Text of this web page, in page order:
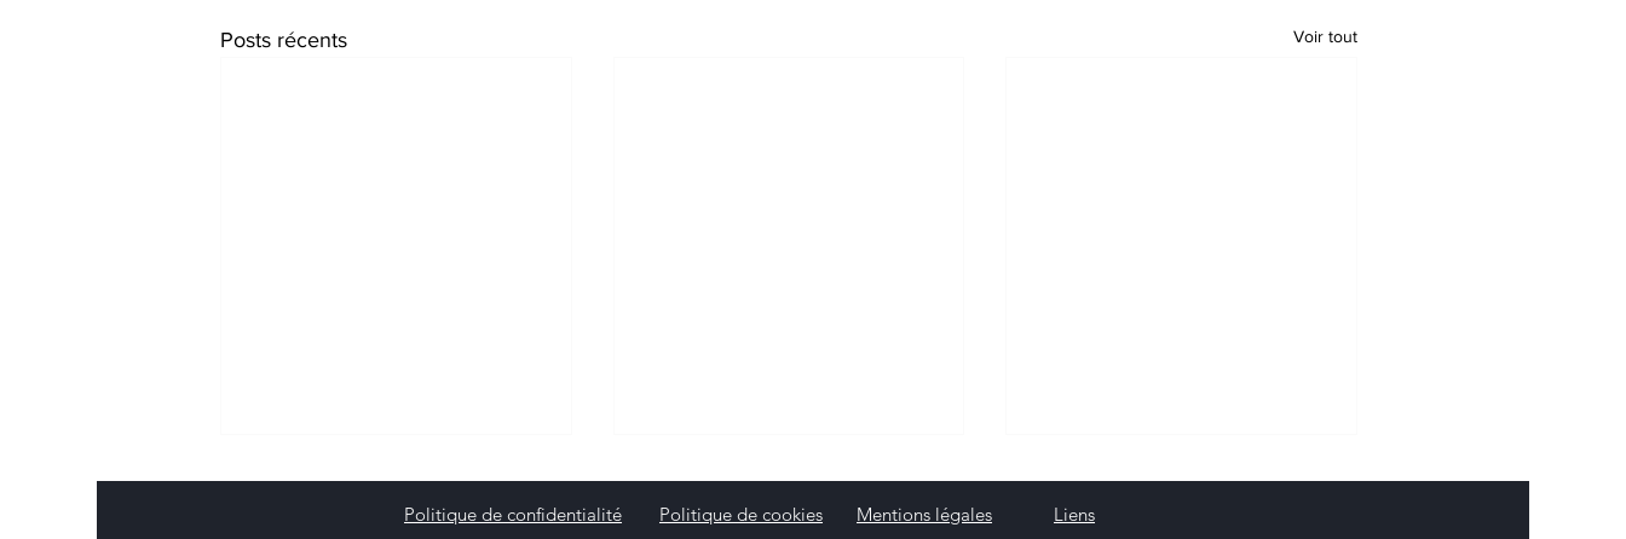
Posts récents Voir tout
Politique de confidentialité Politique de cookies Mentions légales Liens